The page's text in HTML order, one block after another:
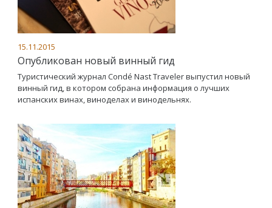
15.11.2015
Опубликован новый винный гид
Туристический журнал Condé Nast Traveler выпустил новый
винный гид, в котором собрана информация о лучших
испанских винах, виноделах и винодельнях.